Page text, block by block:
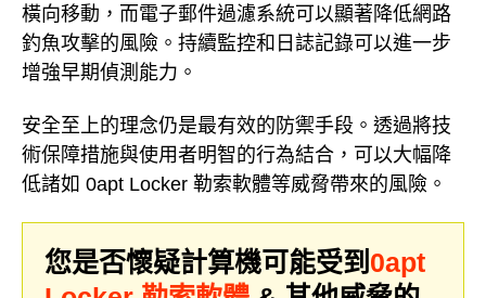
橫向移動，而電子郵件過濾系統可以顯著降低網路
釣魚攻擊的風險。持續監控和日誌記錄可以進一步
增強早期偵測能力。
安全至上的理念仍是最有效的防禦手段。透過將技
術保障措施與使用者明智的行為結合，可以大幅降
低諸如 0apt Locker 勒索軟體等威脅帶來的風險。
您是否懷疑計算機可能受到 0apt